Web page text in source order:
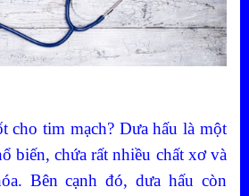
cho tim mạch? Dưa hấu là một
biến, chứa rất nhiều chất xơ và
Bên cạnh đó, dưa hấu còn